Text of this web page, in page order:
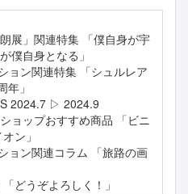
展」関連特集 「僕自身が宇
僕自身となる」
ョン関連特集 「シュルレア
年」
2024.7 ▷ 2024.9
ョップおすすめ商品 「ビニ
ン」
ョン関連コラム 「旅路の画
どうぞよろしく！」